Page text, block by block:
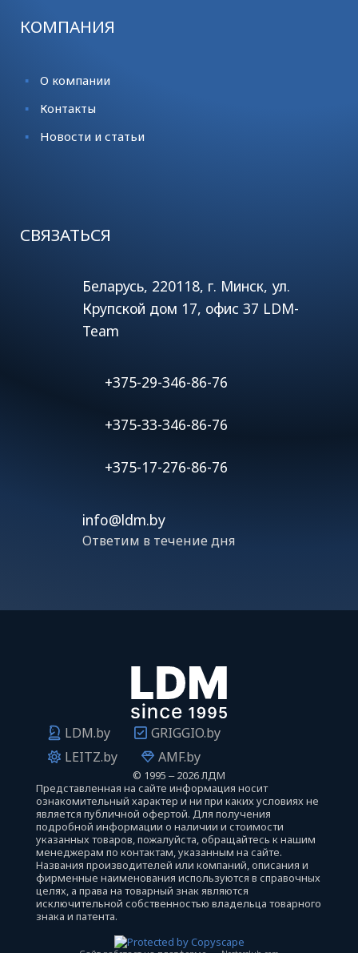
КОМПАНИЯ
О компании
Контакты
Новости и статьи
СВЯЗАТЬСЯ
Беларусь, 220118, г. Минск, ул.
Крупской дом 17, офис 37 LDM-
Team
+375-29-346-86-76
+375-33-346-86-76
+375-17-276-86-76
info@ldm.by
Ответим в течение дня
LDM.by
GRIGGIO.by
LEITZ.by
AMF.by
© 1995 ‒ 2026 ЛДМ
Представленная на сайте информация носит
ознакомительный характер и ни при каких условиях не
является публичной офертой. Для получения
подробной информации о наличии и стоимости
указанных товаров, пожалуйста, обращайтесь к нашим
менеджерам по контактам, указанным на сайте.
Названия производителей или компаний, описания и
фирменные наименования используются в справочных
целях, а права на товарный знак являются
исключительной собственностью владельца товарного
знака и патента.